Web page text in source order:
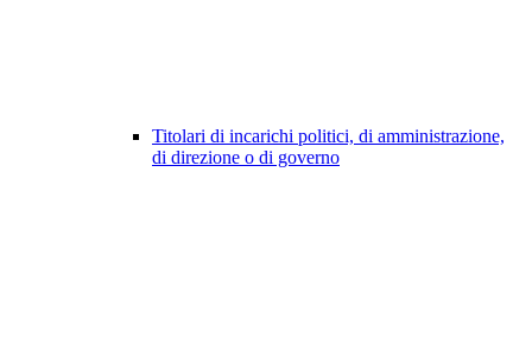
Titolari di incarichi politici, di amministrazione,
di direzione o di governo